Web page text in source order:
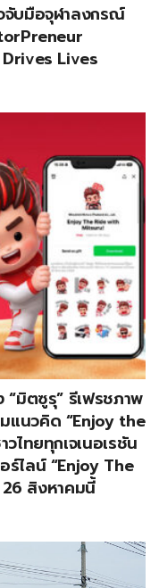
จับมือจุฬาลงกรณ์
Lives
มิตซูรุ” รีเฟรชภาพ
นวคิด “Enjoy the
ไทยทุกเจเนอเรชัน
ไลน์ “Enjoy The
สิงหาคมนี้